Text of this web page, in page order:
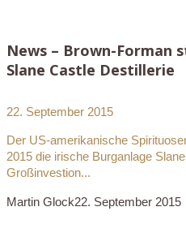
News – Brown-Forman
Slane Castle Destillerie
22. September 2015
Der US-amerikanische
2015 die irische Burganlage
Großinvestion...
Martin Glock22. September 2015